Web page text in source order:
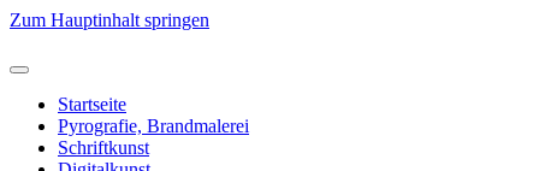
Zum Hauptinhalt springen
Startseite
Pyrografie, Brandmalerei
Schriftkunst